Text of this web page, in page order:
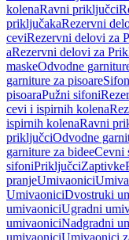
kolenaRavni priključci
priključakaRezervni
ceviRezervni delovi za
aRezervni delovi za
maskeOdvodne
garniture za pisoare
pisoaraPužni sifoni
cevi i ispirnih kolena
ispirnih kolenaRavni
priključciOdvodne
garniture za bideeCevni
sifoniPriključciZaptivke
pranjeUmivaonici
UmivaoniciDvostruki
umivaoniciUgradni
umivaoniciNadgradni
umivaoniciUmivaonici